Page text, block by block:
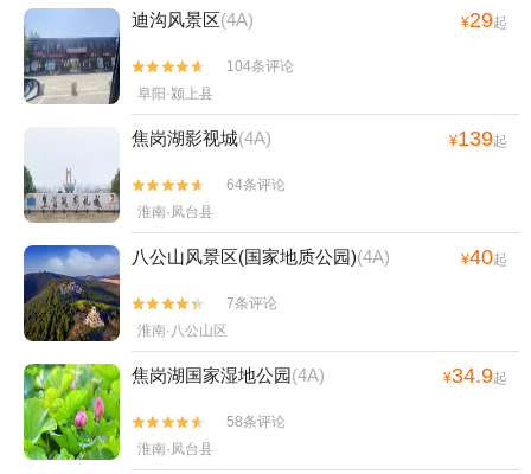
迪沟风景区(4A) ¥29起


104条评论
阜阳·颍上县
焦岗湖影视城(4A) ¥139起


64条评论
淮南·凤台县
八公山风景区(国家地质公园)(4A) ¥40起


7条评论
淮南·八公山区
焦岗湖国家湿地公园(4A) ¥34.9起


58条评论
淮南·凤台县